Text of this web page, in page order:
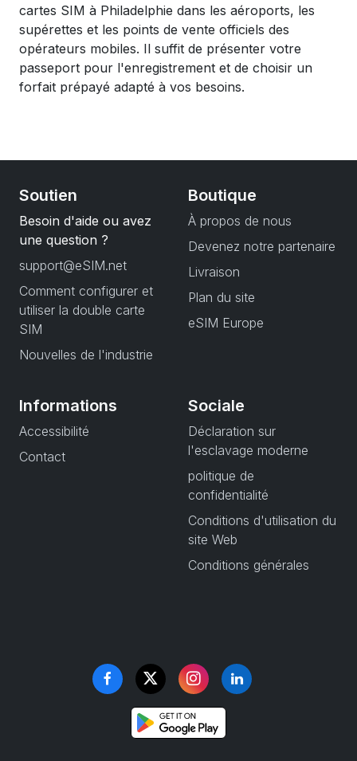
cartes SIM à Philadelphie dans les aéroports, les
supérettes et les points de vente officiels des
opérateurs mobiles. Il suffit de présenter votre
passeport pour l'enregistrement et de choisir un
forfait prépayé adapté à vos besoins.
Soutien
Besoin d'aide ou avez
une question ?
support@eSIM.net
Comment configurer et
utiliser la double carte
SIM
Nouvelles de l'industrie
Boutique
À propos de nous
Devenez notre partenaire
Livraison
Plan du site
eSIM Europe
Informations
Accessibilité
Contact
Sociale
Déclaration sur
l'esclavage moderne
politique de
confidentialité
Conditions d'utilisation du
site Web
Conditions générales